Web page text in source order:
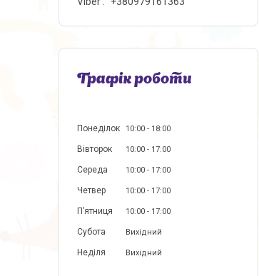
Графік роботи
Понеділок 10:00 18:00
Вівторок 10:00 17:00
Середа 10:00 17:00
Четвер 10:00 17:00
Пʼятниця 10:00 17:00
Субота Вихідний
Неділя Вихідний